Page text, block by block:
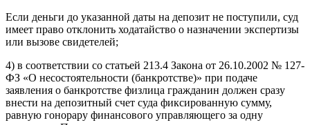
Если деньги до указанной даты на депозит не поступили, суд
имеет право отклонить ходатайство о назначении экспертизы
или вызове свидетелей;
4) в соответствии со статьей 213.4 Закона от 26.10.2002 № 127-
ФЗ «О несостоятельности (банкротстве)» при подаче
заявления о банкротстве физлица гражданин должен сразу
внести на депозитный счет суда фиксированную сумму,
равную гонорару финансового управляющего за одну